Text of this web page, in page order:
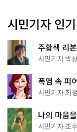
시민기자 인
주황색 리
서울둘레길
시민기자 박
폭염 속 피
무 명소
시민기자 최
나의 마음
상작 공개!
시민기자 조